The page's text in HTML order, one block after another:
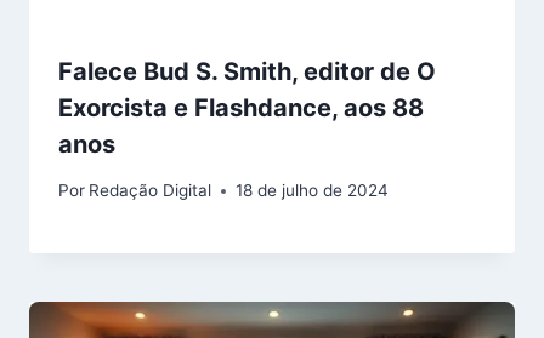
Falece Bud S. Smith, editor de O
Exorcista e Flashdance, aos 88
anos
Por Redação Digital 18 de julho de 2024